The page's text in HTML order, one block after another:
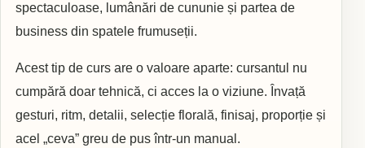
spectaculoase, lumânări de cununie și partea de
business din spatele frumuseții.
Acest tip de curs are o valoare aparte: cursantul nu
cumpără doar tehnică, ci acces la o viziune. Învață
gesturi, ritm, detalii, selecție florală, finisaj, proporție și
acel „ceva” greu de pus într-un manual.